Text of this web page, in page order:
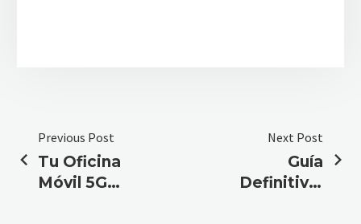
Previous Post
Tu Oficina
Móvil 5G
Next Post
Guía
Definitiva: